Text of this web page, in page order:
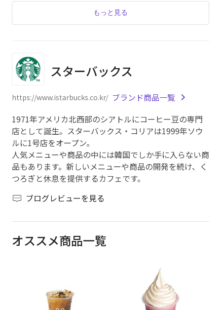
もっと見る
スターバックス
https://www.istarbucks.co.kr/ ブランド商品一覧
1971年アメリカ北西部のシアトルにコーヒー豆の専門
店として誕生。スターバックス・コリアは1999年ソウ
ルに1号店をオープン。
人気メニューや商品の中には韓国でしか手に入らない商
品もあります。新しいメニューや商品の開発を続け、く
つろぎと休息を提供するカフェです。
ブログレビューを見る
オススメ商品一覧